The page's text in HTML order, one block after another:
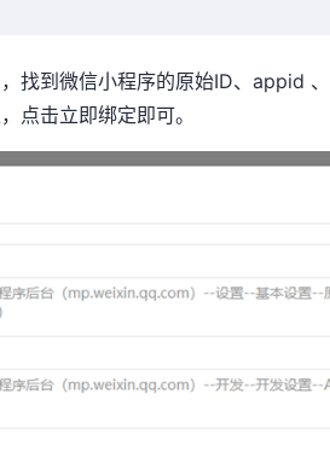
找到微信小程序的原始ID、appid 、
点击立即绑定即可。